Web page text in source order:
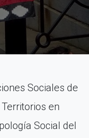
Sociales de
en
Social del